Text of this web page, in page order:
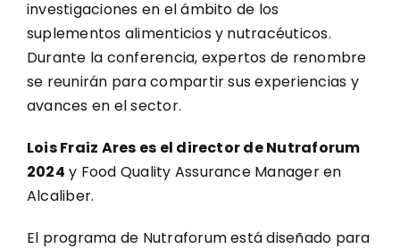
investigaciones en el ámbito de los
suplementos alimenticios y nutracéuticos.
Durante la conferencia, expertos de renombre
se reunirán para compartir sus experiencias y
avances en el sector.
Lois Fraiz Ares es el director de Nutraforum
2024 y Food Quality Assurance Manager en
Alcaliber.
El programa de Nutraforum está diseñado para